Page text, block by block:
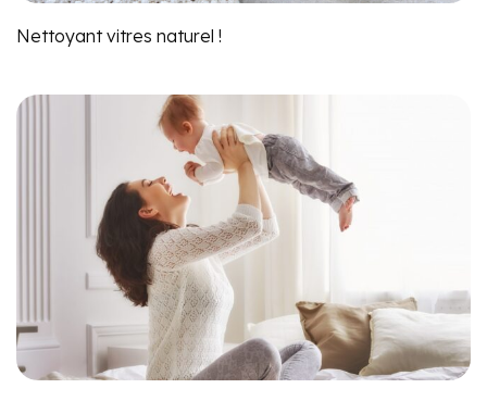
Nettoyant vitres naturel !